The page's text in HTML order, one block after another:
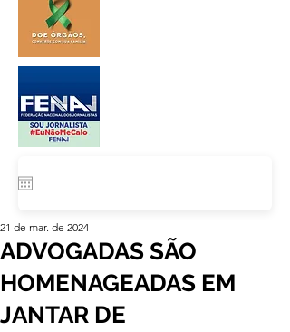
ADVOGADAS SÃO
HOMENAGEADAS EM
JANTAR DE
21 de mar. de 2024